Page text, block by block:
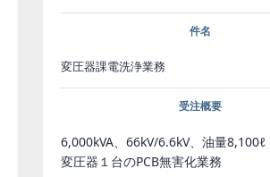
件名
変圧器課電洗浄業務
受注概要
6,000kVA、66kV/6.6kV、油量8,100ℓ
変圧器１台のPCB無害化業務